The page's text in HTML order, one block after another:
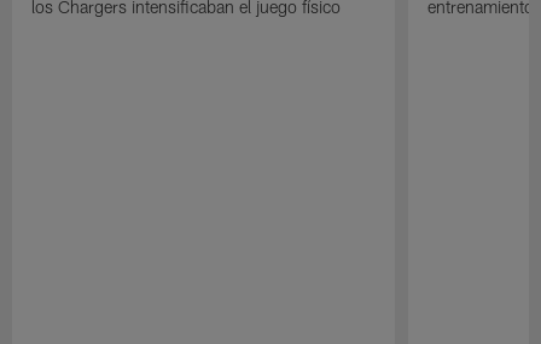
los Chargers intensificaban el juego físico
entrenamiento